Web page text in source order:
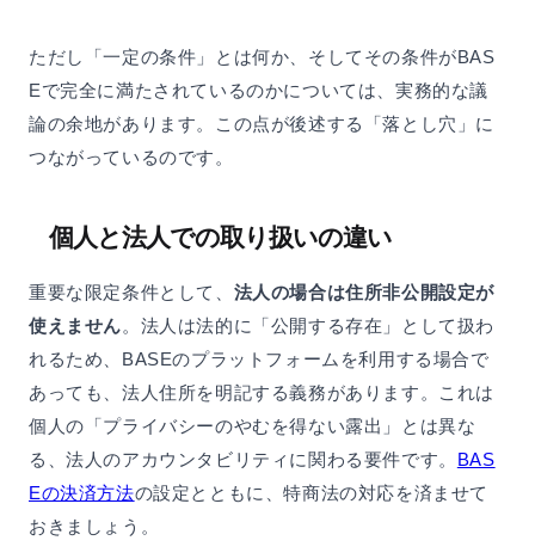
ただし「一定の条件」とは何か、そしてその条件がBAS
Eで完全に満たされているのかについては、実務的な議
論の余地があります。この点が後述する「落とし穴」に
つながっているのです。
個人と法人での取り扱いの違い
重要な限定条件として、 法人の場合は住所非公開設定が
使えません。法人は法的に「公開する存在」として扱わ
れるため、BASEのプラットフォームを利用する場合で
あっても、法人住所を明記する義務があります。これは
個人の「プライバシーのやむを得ない露出」とは異な
る、法人のアカウンタビリティに関わる要件です。 BAS
Eの決済方法の設定とともに、特商法の対応を済ませて
おきましょう。